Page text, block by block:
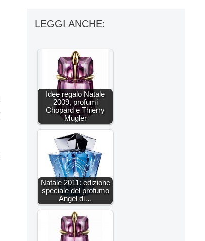
LEGGI ANCHE:
Idee regalo Natale
2009, profumi
Chopard e Thierry
Mugler
Natale 2011: edizione
speciale del profumo
Angel di…